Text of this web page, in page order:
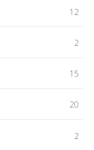
12
2
15
20
2